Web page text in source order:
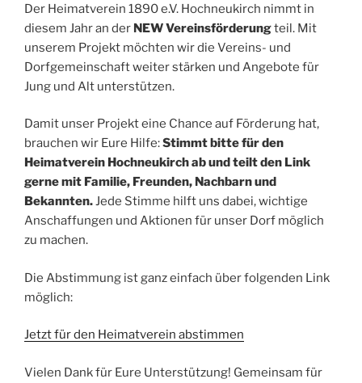
Der Heimatverein 1890 e.V. Hochneukirch nimmt in
diesem Jahr an der NEW Vereinsförderungteil. Mit
unserem Projekt möchten wir die Vereins- und
Dorfgemeinschaft weiter stärken und Angebote für
Jung und Alt unterstützen.
Damit unser Projekt eine Chance auf Förderung hat,
brauchen wir Eure Hilfe:Stimmt bitte für den
Heimatverein Hochneukirch ab und teilt den Link
gerne mit Familie, Freunden, Nachbarn und
Bekannten.Jede Stimme hilft uns dabei, wichtige
Anschaffungen und Aktionen für unser Dorf möglich
zu machen.
Die Abstimmung ist ganz einfach über folgenden Link
möglich:
Jetzt für den Heimatverein abstimmen
Vielen Dank für Eure Unterstützung! Gemeinsam für